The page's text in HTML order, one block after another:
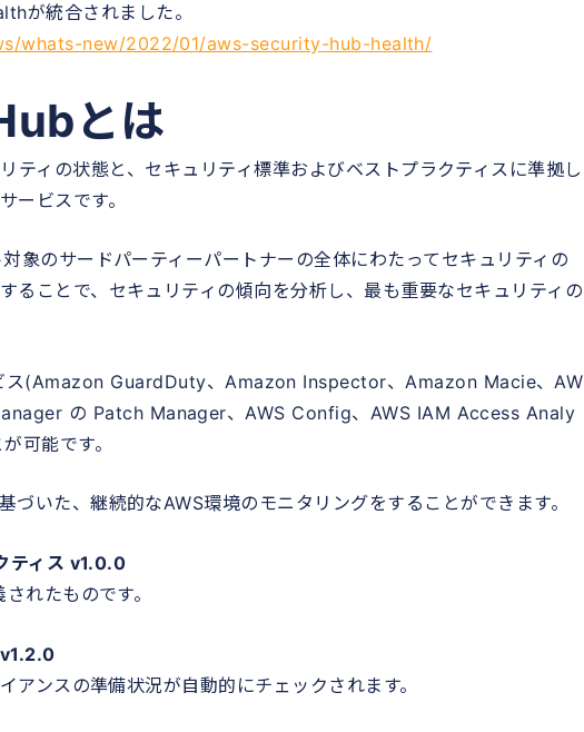
が統合されました。
whats-new/2022/01/aws-security-hub-health/
とは
ティの状態と、セキュリティ標準およびベストプラクティスに準拠し
ービスです。
象のサードパーティーパートナーの全体にわたってセキュリティの
ることで、セキュリティの傾向を分析し、最も重要なセキュリティの
ス(Amazon GuardDuty、Amazon Inspector、Amazon Macie、AW
の Patch Manager、AWS Config、AWS IAM Access Analy
可能です。
づいた、継続的なAWS環境のモニタリングをすることができます。
ティス v1.0.0
れたものです。
ンスの準備状況が自動的にチェックされます。